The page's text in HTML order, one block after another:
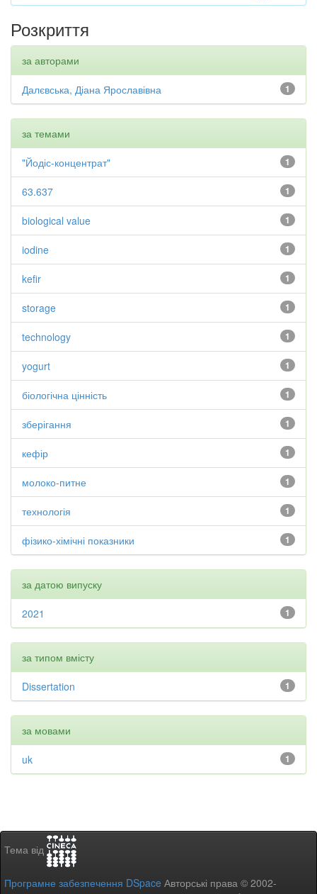
Розкриття
за авторами
1
Далєвська, Діана Ярославівна
за темами
1
"Йодіс-концентрат"
1
63.637
1
biological value
1
iodine
1
kefir
1
storage
1
technology
1
yogurt
1
біологічна цінність
1
зберігання
1
кефір
1
молоко-питне
1
технологія
1
фізико-хімічні показники
за датою випуску
1
2021
за типом вмісту
1
Dissertation
за мовами
1
uk
Тема від
Програмне забезпечення DSpace Авторські права © 2002-